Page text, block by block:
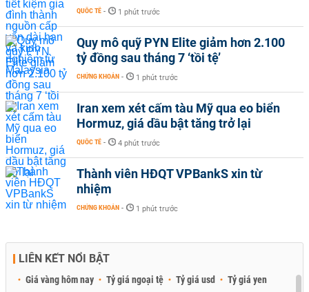
QUỐC TẾ - 1 phút trước
Quy mô quỹ PYN Elite giảm hơn 2.100
tỷ đồng sau tháng 7 ‘tồi tệ’
CHỨNG KHOÁN - 1 phút trước
Iran xem xét cấm tàu Mỹ qua eo biển
Hormuz, giá dầu bật tăng trở lại
QUỐC TẾ - 4 phút trước
Thành viên HĐQT VPBankS xin từ
nhiệm
CHỨNG KHOÁN - 1 phút trước
LIÊN KẾT NỔI BẬT
Giá vàng hôm nay Tỷ giá ngoại tệ Tỷ giá usd Tỷ giá yen